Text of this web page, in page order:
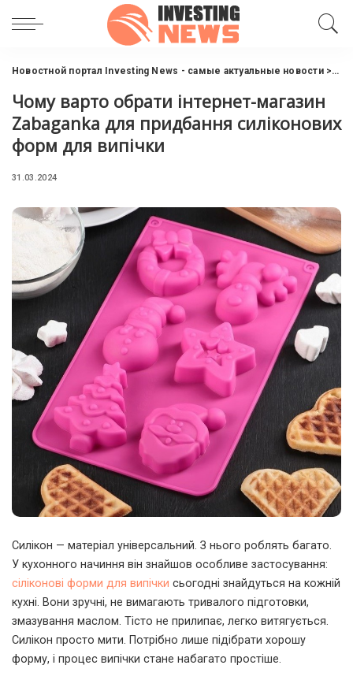
Новостной портал Investing News - самые актуальные новости>
Чому варто обрати інтернет-магазин
Zabaganka для придбання силіконових
форм для випічки
31.03.2024
Силікон — матеріал універсальний. З нього роблять багато.
У кухонного начиння він знайшов особливе застосування:
сіліконові форми для випічки сьогодні знайдуться на кожній
кухні. Вони зручні, не вимагають тривалого підготовки,
змазування маслом. Тісто не прилипає, легко витягується.
Силікон просто мити. Потрібно лише підібрати хорошу
форму, і процес випічки стане набагато простіше.